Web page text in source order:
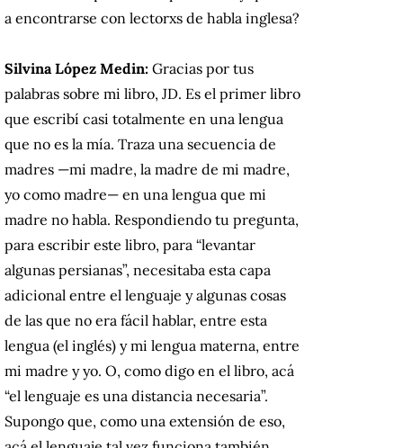
a encontrarse con lectorxs de habla inglesa?
Silvina López Medin: Gracias por tus
palabras sobre mi libro, JD. Es el primer libro
que escribí casi totalmente en una lengua
que no es la mía. Traza una secuencia de
madres —mi madre, la madre de mi madre,
yo como madre— en una lengua que mi
madre no habla. Respondiendo tu pregunta,
para escribir este libro, para “levantar
algunas persianas”, necesitaba esta capa
adicional entre el lenguaje y algunas cosas
de las que no era fácil hablar, entre esta
lengua (el inglés) y mi lengua materna, entre
mi madre y yo. O, como digo en el libro, acá
“el lenguaje es una distancia necesaria”.
Supongo que, como una extensión de eso,